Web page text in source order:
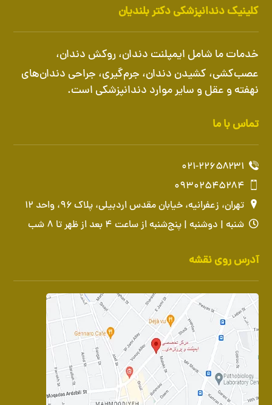
کلینیک دندانپزشکی دکتر بلندیان
خدمات ما شامل ایمپلنت دندان،روکش دندان،
عصب‌کشی، کشیدن دندان، جرم‌گیری، جراحی دندان‌های
نهفته و عقل و سایر موارد دندانپزشکی است.
تماس با ما
۰۲۱-۲۲۶۵۸۲۳۱
۰۹۳۰۲۵۴۵۲۸۴
تهران، زعفرانیه، خیابان مقدس اردبیلی، پلاک ۹۶، واحد ۱۲
شنبه | دوشنبه | پنج‌شنبه از ساعت ۴ بعد از ظهر تا ۸ شب
آدرس روی نقشه